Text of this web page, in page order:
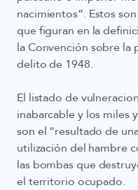
nacimientos”. Estos
que figuran en la
la Convención sobre la
delito de 1948.
El listado de
inabarcable y los miles
son el “resultado de
utilización del hambre
las bombas que
el territorio ocupado.